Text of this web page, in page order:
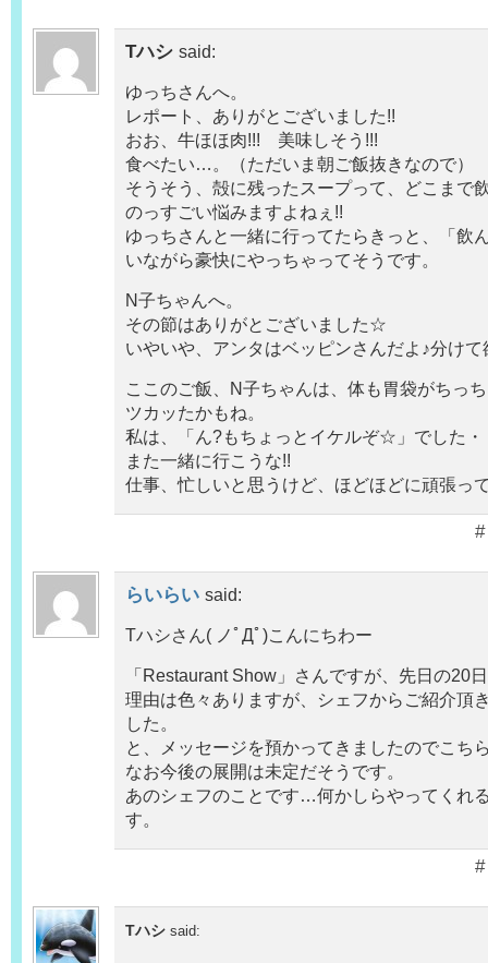
Tハシ said:
ゆっちさんへ。
レポート、ありがとございました!!
おお、牛ほほ肉!!! 美味しそう!!!
食べたい…。（ただいま朝ご飯抜きなので）
そうそう、殻に残ったスープって、どこまで
のっすごい悩みますよねぇ!!
ゆっちさんと一緒に行ってたらきっと、「飲
いながら豪快にやっちゃってそうです。
N子ちゃんへ。
その節はありがとございました☆
いやいや、アンタはベッピンさんだよ♪分けて
ここのご飯、N子ちゃんは、体も胃袋がちっ
ツカッたかもね。
私は、「ん?もちょっとイケルぞ☆」でした・
また一緒に行こうな!!
仕事、忙しいと思うけど、ほどほどに頑張っ
らいらい said:
Tハシさん( ノﾟДﾟ)こんにちわー
「Restaurant Show」さんですが、先日の20
理由は色々ありますが、シェフからご紹介頂
した。
と、メッセージを預かってきましたのでこち
なお今後の展開は未定だそうです。
あのシェフのことです…何かしらやってくれ
す。
Tハシ said: